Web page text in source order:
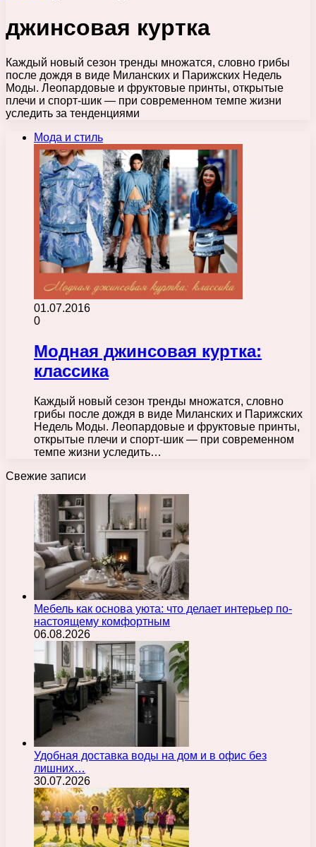
джинсовая куртка
Каждый новый сезон тренды множатся, словно грибы
после дождя в виде Миланских и Парижских Недель
Моды. Леопардовые и фруктовые принты, открытые
плечи и спорт-шик — при современном темпе жизни
уследить за тенденциями
Мода и стиль
01.07.2016
0
Модная джинсовая куртка:
классика
Каждый новый сезон тренды множатся, словно
грибы после дождя в виде Миланских и Парижских
Недель Моды. Леопардовые и фруктовые принты,
открытые плечи и спорт-шик — при современном
темпе жизни уследить…
Свежие записи
Мебель как основа уюта: что делает интерьер по-
настоящему комфортным
06.08.2026
Удобная доставка воды на дом и в офис без
лишних…
30.07.2026